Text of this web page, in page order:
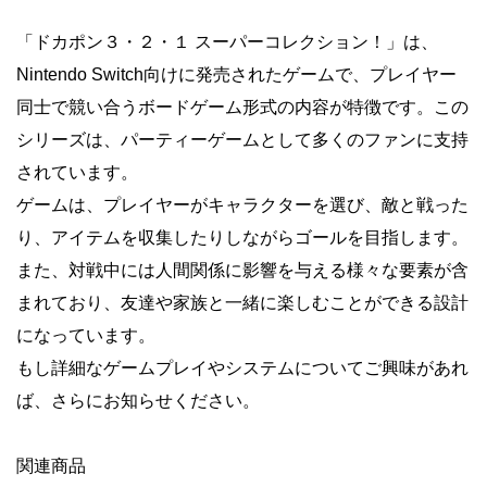
「ドカポン３・２・１ スーパーコレクション！」は、
Nintendo Switch向けに発売されたゲームで、プレイヤー
同士で競い合うボードゲーム形式の内容が特徴です。この
シリーズは、パーティーゲームとして多くのファンに支持
されています。
ゲームは、プレイヤーがキャラクターを選び、敵と戦った
り、アイテムを収集したりしながらゴールを目指します。
また、対戦中には人間関係に影響を与える様々な要素が含
まれており、友達や家族と一緒に楽しむことができる設計
になっています。
もし詳細なゲームプレイやシステムについてご興味があれ
ば、さらにお知らせください。
関連商品